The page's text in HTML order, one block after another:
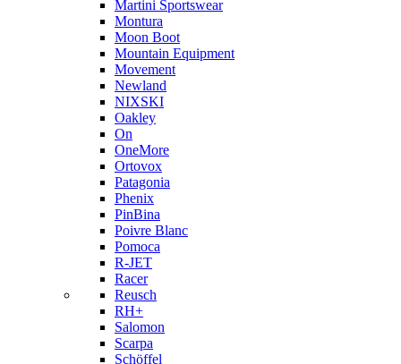
Martini Sportswear
Montura
Moon Boot
Mountain Equipment
Movement
Newland
NIXSKI
Oakley
On
OneMore
Ortovox
Patagonia
Phenix
PinBina
Poivre Blanc
Pomoca
R-JET
Racer
Reusch
RH+
Salomon
Scarpa
Schöffel